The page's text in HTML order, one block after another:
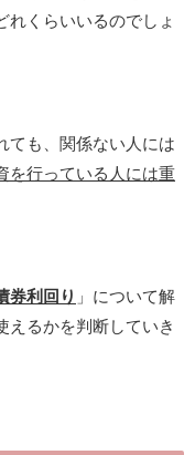
れくらいいるのでしょ
ても、関係ない人には
を行っている人には重
券利回り 」について解
えるかを判断していき